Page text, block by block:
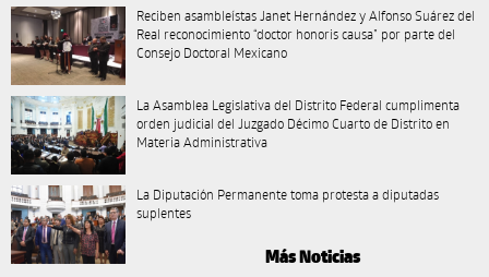
Reciben asambleístas Janet Hernández y Alfonso Suárez del
Real reconocimiento “doctor honoris causa” por parte del
Consejo Doctoral Mexicano
La Asamblea Legislativa del Distrito Federal cumplimenta
orden judicial del Juzgado Décimo Cuarto de Distrito en
Materia Administrativa
La Diputación Permanente toma protesta a diputadas
suplentes
Más Noticias